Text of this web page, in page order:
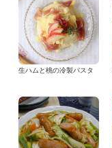
生ハムと桃の冷製パスタ